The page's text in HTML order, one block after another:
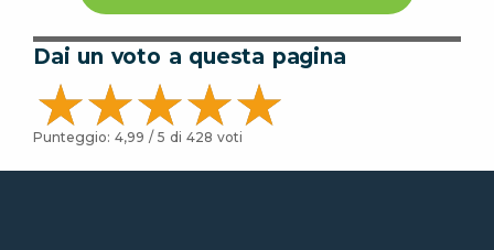
Dai un voto a questa pagina
Punteggio: 4,99 / 5 di 428 voti